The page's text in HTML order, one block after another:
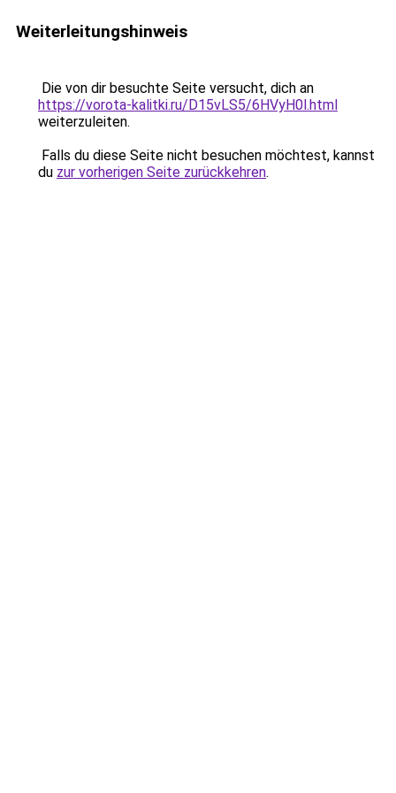
Weiterleitungshinweis
Die von dir besuchte Seite versucht, dich an
https://vorota-kalitki.ru/D15vLS5/6HVyH0l.html
weiterzuleiten.
Falls du diese Seite nicht besuchen möchtest, kannst
du zur vorherigen Seite zurückkehren.